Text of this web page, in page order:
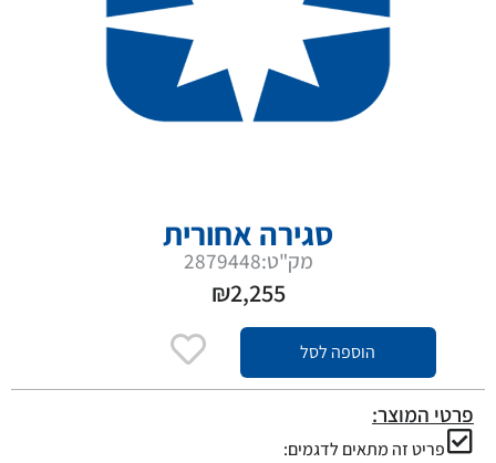
סגירה אחורית
מק"ט:2879448
₪2,255
הוספה לסל
פרטי המוצר:
פריט זה מתאים לדגמים: